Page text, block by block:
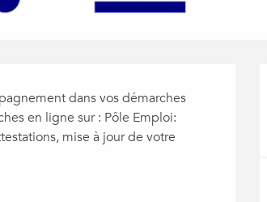
dans vos démarches
en ligne sur : Pôle Emploi:
mise à jour de votre